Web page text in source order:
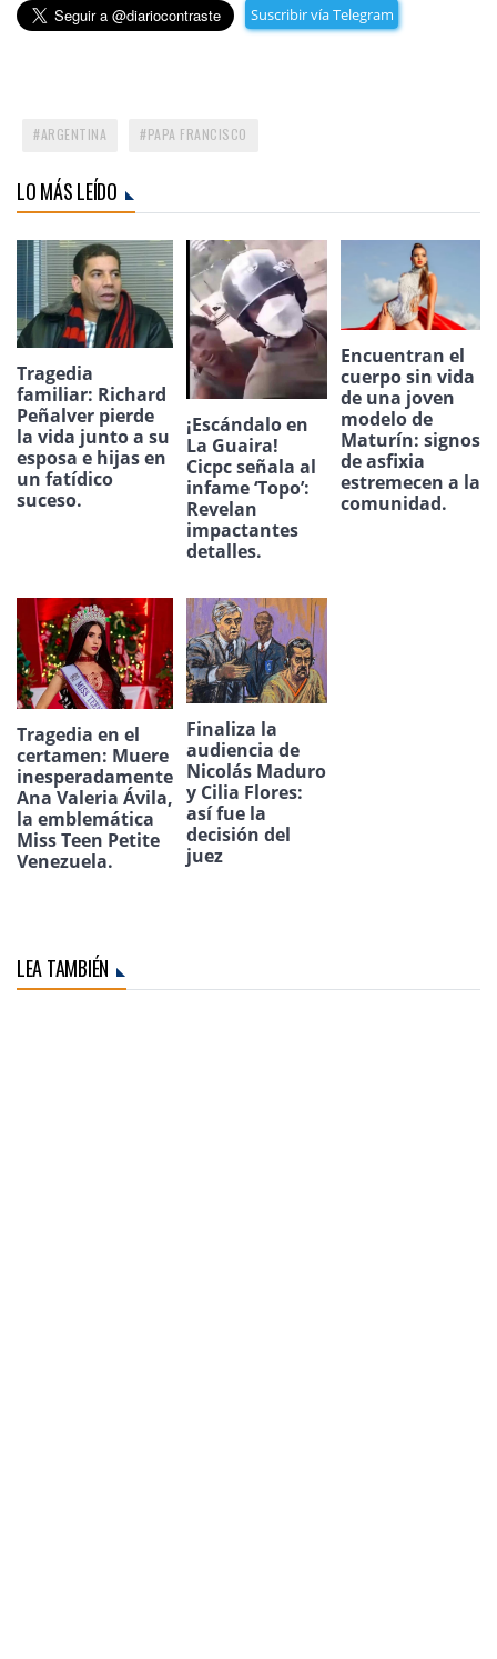
Suscribir vía Telegram
ARGENTINA PAPA FRANCISCO
LO MÁS LEÍDO
Tragedia
familiar: Richard
Peñalver pierde
la vida junto a su
esposa e hijas en
un fatídico
suceso.
¡Escándalo en
La Guaira!
Cicpc señala al
infame ‘Topo’:
Revelan
impactantes
detalles.
Encuentran el
cuerpo sin vida
de una joven
modelo de
Maturín: signos
de asfixia
estremecen a la
comunidad.
Tragedia en el
certamen: Muere
inesperadamente
Ana Valeria Ávila,
la emblemática
Miss Teen Petite
Venezuela.
Finaliza la
audiencia de
Nicolás Maduro
y Cilia Flores:
así fue la
decisión del
juez
LEA TAMBIÉN